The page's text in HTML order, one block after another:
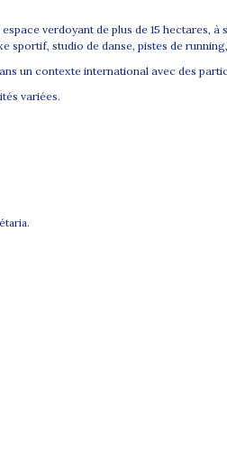
verdoyant de plus de 15 hectares,
sportif, studio de danse, pistes de
un contexte international avec des
variées.